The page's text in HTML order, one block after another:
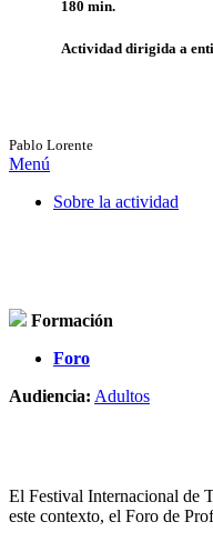
180 min.
Actividad dirigida a
Pablo Lorente
Menú
Sobre la actividad
Formación
Foro
Audiencia: Adultos
El Festival Internacional de
este contexto, el Foro de